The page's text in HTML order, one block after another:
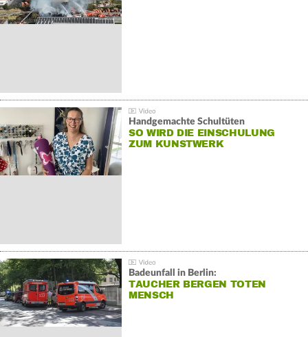
Handgemachte Schultüten
SO WIRD DIE EINSCHULUNG
ZUM KUNSTWERK
Badeunfall in Berlin:
TAUCHER BERGEN TOTEN
MENSCH